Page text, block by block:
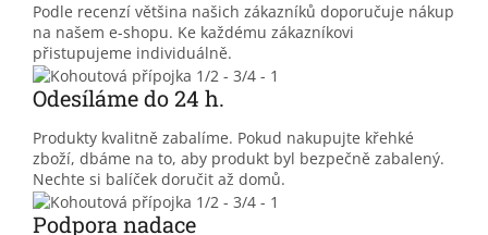
Podle recenzí většina našich zákazníků doporučuje nákup
na našem e-shopu. Ke každému zákazníkovi
přistupujeme individuálně.
Odesíláme do 24 h.
Produkty kvalitně zabalíme. Pokud nakupujte křehké
zboží, dbáme na to, aby produkt byl bezpečně zabalený.
Nechte si balíček doručit až domů.
Podpora nadace